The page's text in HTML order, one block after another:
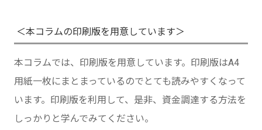
＜本コラムの印刷版を用意しています＞
本コラムでは、印刷版を用意しています。印刷版はA4
用紙一枚にまとまっているのでとても読みやすくなって
います。印刷版を利用して、是非、資金調達する方法を
しっかりと学んでみてください。